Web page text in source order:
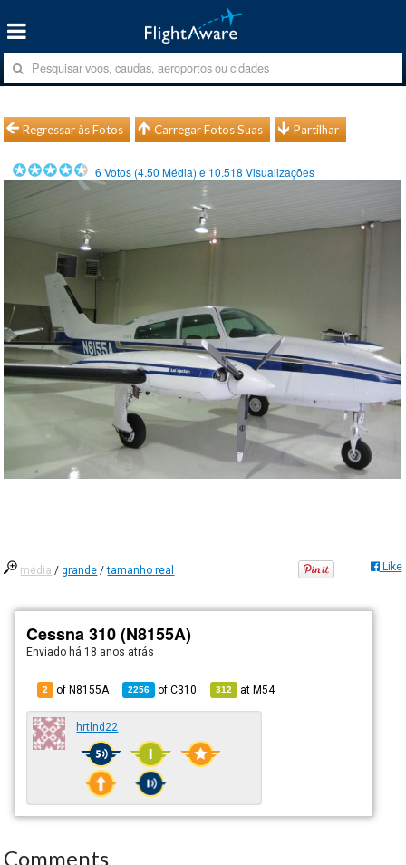
Regressar às Fotos Carregar Fotos Suas Partilhar
6 Votos (4.50 Média) e 10.518 Visualizações
média /grande /tamanho real Like
Cessna 310 (N8155A)
Enviado há 18 anos atrás
2 of N8155A 2256 ofC310 312 atM54
hrtlnd22
Comments